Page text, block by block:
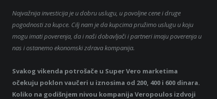
Najvažnija investicija je u dobru uslugu, u povoljne cene i druge
pogodnosti za kupce. Cilj nam je da kupcima pružimo uslugu u koju
mogu imati poverenja, da i naši dobavljači i partneri imaju poverenja u
nas i ostanemo ekonomski zdrava kompanija.
Svakog vikenda potrošače u Super Vero marketima
očekuju poklon vaučeri u iznosima od 200, 400 i 600 dinara.
Koliko na godišnjem nivou kompanija Veropoulos izdvoji